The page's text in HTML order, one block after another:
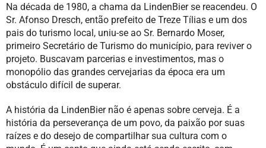
Na década de 1980, a chama da LindenBier se reacendeu. O
Sr. Afonso Dresch, então prefeito de Treze Tílias e um dos
pais do turismo local, uniu-se ao Sr. Bernardo Moser,
primeiro Secretário de Turismo do município, para reviver o
projeto. Buscavam parcerias e investimentos, mas o
monopólio das grandes cervejarias da época era um
obstáculo difícil de superar.
A história da LindenBier não é apenas sobre cerveja. É a
história da perseverança de um povo, da paixão por suas
raízes e do desejo de compartilhar sua cultura com o